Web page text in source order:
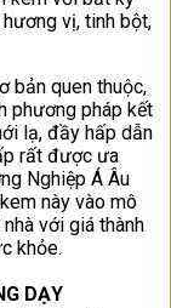
vị, tinh bột,
bản quen thuộc,
phương pháp kết
lạ, đầy hấp dẫn
rất được ưa
Nghiệp Á Âu
này vào mô
với giá thành
khỏe.
DẠY